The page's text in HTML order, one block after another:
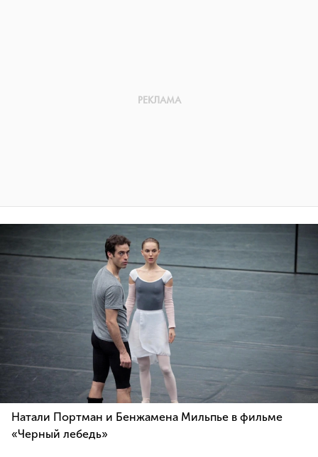
Натали Портман и Бенжамена Мильпье в фильме
«Черный лебедь»